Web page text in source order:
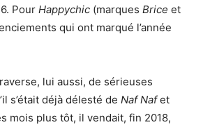
Pour Happychic (marques Brice et
qui ont marqué l’année
lui aussi, de sérieuses
s’était déjà délesté de Naf Nafet
mois plus tôt, il vendait, fin 2018,